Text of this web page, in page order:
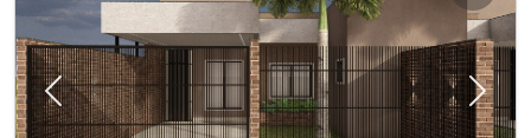
Previous Next